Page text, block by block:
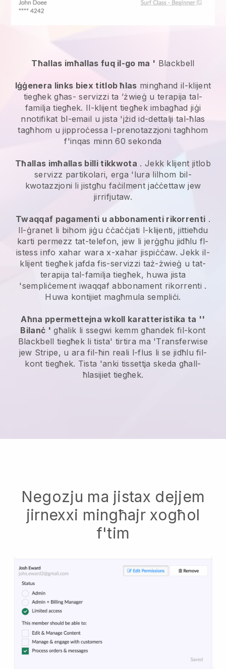
Tħallas imħallas fuq il-go ma ' Blackbell
Iġġenera links biex titlob ħlas mingħand il-klijent
tiegħek għas-servizzi ta ’żwieġ u terapija tal-
familja tiegħek. Il-klijent tiegħek imbagħad jiġi
nnotifikat bl-email u jista 'jżid id-dettalji tal-ħlas
tagħhom u jipproċessa l-prenotazzjoni tagħhom
f'inqas minn 60 sekonda
Tħallas imħallas billi tikkwota . Jekk klijent jitlob
servizz partikolari, erga 'lura lilhom bil-
kwotazzjoni li jistgħu faċilment jaċċettaw jew
jirrifjutaw.
Twaqqaf pagamenti u abbonamenti rikorrenti .
Il-ġranet li bihom jiġu ċċaċċjati l-klijenti, jittieħdu
karti permezz tat-telefon, jew li jerġgħu jidħlu fl-
istess info xahar wara x-xahar jispiċċaw.Jekk il-
klijent tiegħek jafda fis-servizzi taż-żwieġ u tat-
terapija tal-familja tiegħek, huwa jista
'sempliċement iwaqqaf abbonament rikorrenti .
Huwa kontijiet magħmula sempliċi.
Aħna ppermettejna wkoll karatteristika ta ''
Bilanċ ' għalik li ssegwi kemm għandek fil-kont
Blackbell tiegħek li tista' tirtira ma 'Transferwise
jew Stripe, u ara fil-ħin reali l-flus li se jidħlu fil-
kont tiegħek. Tista 'anki tissettja skeda għall-
ħlasijiet tiegħek.
Negozju ma jistax dejjem
jirnexxi mingħajr xogħol
f'tim